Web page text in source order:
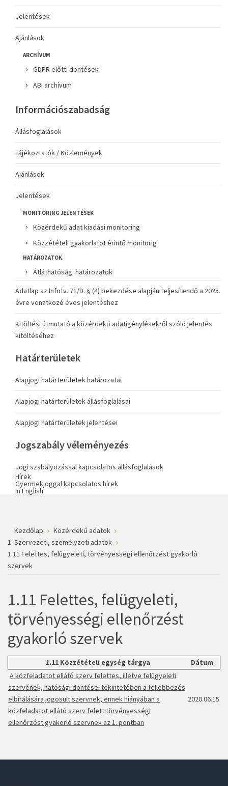
Jelentések
Ajánlások
ARCHÍVUM
GDPR előtti döntések
ABI archívum
Információszabadság
Állásfoglalások
Tájékoztatók / Közlemények
Ajánlások
Jelentések
MONITORING JELENTÉSEK
Közérdekű adat kiadási monitoring
Közzétételi gyakorlatot érintő monitorig
HATÁROZATOK
Átláthatósági határozatok
Adatlap az Infotv. 71/D. § (4) bekezdése alapján teljesítendő a 2025.
évre vonatkozó éves jelentéshez
Kitöltési útmutató a közérdekű adatigénylésekről szóló jelentés
kitöltéséhez
Határterületek
Alapjogi határterületek határozatai
Alapjogi határterületek állásfoglalásai
Alapjogi határterületek jelentései
Jogszabály véleményezés
Jogi szabályozással kapcsolatos állásfoglalások
Hírek
Gyermekjoggal kapcsolatos hírek
In English
Kezdőlap
Közérdekű adatok
1. Szervezeti, személyzeti adatok
1.11 Felettes, felügyeleti, törvényességi ellenőrzést gyakorló
szervek
1.11 Felettes, felügyeleti,
törvényességi ellenőrzést
gyakorló szervek
1.11 Közzétételi egység tárgya
Dátum
A közfeladatot ellátó szerv felettes, illetve felügyeleti
szervének, hatósági döntései tekintetében a fellebbezés
elbírálására jogosult szervnek, ennek hiányában a
közfeladatot ellátó szerv felett törvényességi
ellenőrzést gyakorló szervnek az 1. pontban
2020.06.15